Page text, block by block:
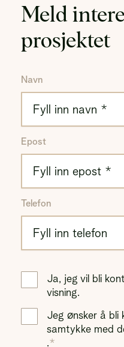
Meld
prosjektet
Navn
Epost
Telefon
Ja, jeg vil bli
visning.
Jeg ønsker å
samtykke med
.